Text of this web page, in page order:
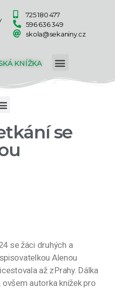
725 180 477
596 636 349
skola@sekaniny.cz
KNÍŽKA
se
se žáci druhých a
Alenou
až z Prahy. Dálka
autorka knížek pro